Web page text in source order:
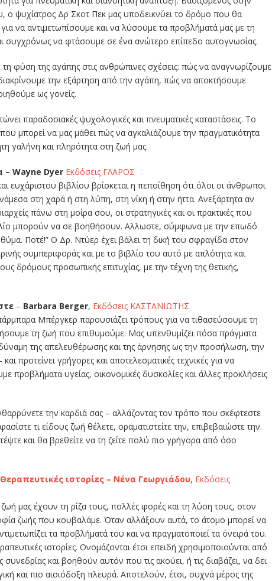
ο ψυχίατρος Δρ Σκοτ Πεκ μας υποδεικνύει το δρόμο που θα
να αντιμετωπίσουμε και να λύσουμε τα προβλήματά μας με τη
συγχρόνως να φτάσουμε σε ένα ανώτερο επίπεδο αυτογνωσίας.
τη φύση της αγάπης στις ανθρώπινες σχέσεις: πώς να αναγνωρίζουμε
την εξάρτηση από την αγάπη, πώς να αποκτήσουμε
ως γονείς.
παραδοσιακές ψυχολογικές και πνευματικές καταστάσεις. Το
μπορεί να μας μάθει πώς να αγκαλιάζουμε την πραγματικότητα
γαλήνη και πληρότητα στη ζωή μας.
– Wayne Dyer Εκδόσεις ΓΛΑΡΟΣ
βιβλίου βρίσκεται η πεποίθηση ότι όλοι οι άνθρωποι
στη χαρά ή στη λύπη, στη νίκη ή στην ήττα. Ανεξάρτητα αν
πάνω στη μοίρα σου, οι στρατηγικές και οι πρακτικές που
μπορούν να σε βοηθήσουν. Αλλωστε, σύμφωνα με την επωδό
θύμα. Ποτέ!” Ο Δρ. Ντύερ έχει βάλει τη δική του σφραγίδα στον
συμπεριφοράς και με το βιβλίο του αυτό με απλότητα και
δρόμους προσωπικής επιτυχίας, με την τέχνη της θετικής,
– Barbara Berger, Εκδόσεις ΚΑΣΤΑΝΙΩΤΗΣ
Μπέργκερ παρουσιάζει τρόπους για να τιθασεύσουμε τη
τη ζωή που επιθυμούμε. Μας υπενθυμίζει πόσα πράγματα
της απελευθέρωσης και της άρνησης ως την προσήλωση, την
προτείνει γρήγορες και αποτελεσματικές τεχνικές για να
προβλήματα υγείας, οικονομικές δυσκολίες και άλλες προκλήσεις
την καρδιά σας – αλλάζοντας τον τρόπο που σκέφτεστε
τι είδους ζωή θέλετε, οραματιστείτε την, επιβεβαιώστε την.
και θα βρεθείτε να τη ζείτε πολύ πιο γρήγορα από όσο
ιστορίες – Νένα Γεωργιάδου, Εκδόσεις
μας έχουν τη ρίζα τους, πολλές φορές και τη λύση τους, στον
ζωής που κουβαλάμε. Όταν αλλάξουν αυτά, το άτομο μπορεί να
τα προβλήματά του και να πραγματοποιεί τα όνειρά του.
ιστορίες. Ονομάζονται έτσι επειδή χρησιμοποιούνται από
συνεδρίας και βοηθούν αυτόν που τις ακούει, ή τις διαβάζει, να δει
και πιο αισιόδοξη πλευρά. Αποτελούν, έτσι, συχνά μέρος της